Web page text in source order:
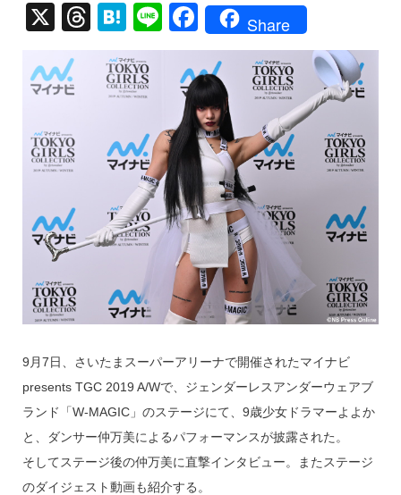
X
T
hr
e
H
at
e
n
Li
n
F
a
c
e
b
o
o
k
Share
9月7日、さいたまスーパーアリーナで開催されたマイナビ
presents TGC 2019 A/Wで、ジェンダーレスアンダーウェアブ
ランド「W-MAGIC」のステージにて、9歳少女ドラマーよよか
と、ダンサー仲万美によるパフォーマンスが披露された。
そしてステージ後の仲万美に直撃インタビュー。またステージ
のダイジェスト動画も紹介する。